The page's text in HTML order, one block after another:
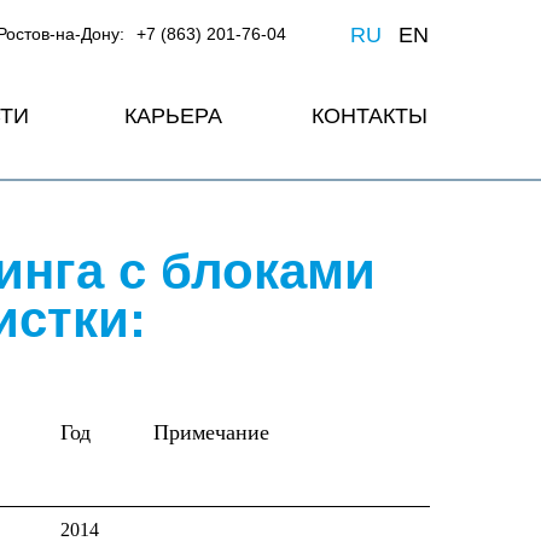
+7 (863) 201-76-04
на-Дону:
КАРЬЕРА КОНТАКТЫ
RU EN
с блоками
Год Примечание
2014